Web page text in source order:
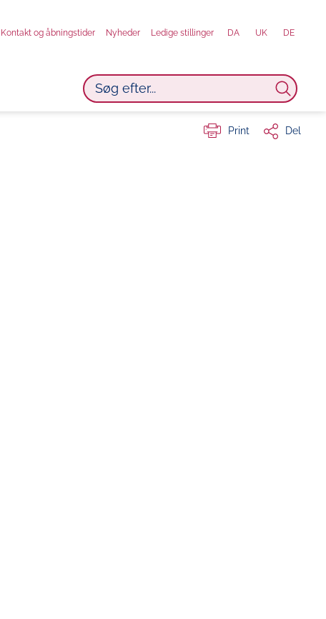
Kontakt og åbningstider Nyheder Ledige stillinger DA UK DE
Print Del